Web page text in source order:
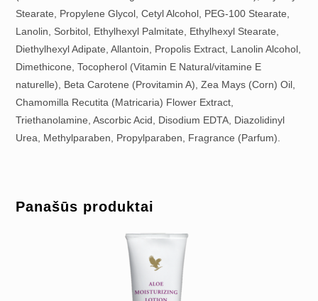
Stearate, Propylene Glycol, Cetyl Alcohol, PEG-100 Stearate,
Lanolin, Sorbitol, Ethylhexyl Palmitate, Ethylhexyl Stearate,
Diethylhexyl Adipate, Allantoin, Propolis Extract, Lanolin Alcohol,
Dimethicone, Tocopherol (Vitamin E Natural/vitamine E
naturelle), Beta Carotene (Provitamin A), Zea Mays (Corn) Oil,
Chamomilla Recutita (Matricaria) Flower Extract,
Triethanolamine, Ascorbic Acid, Disodium EDTA, Diazolidinyl
Urea, Methylparaben, Propylparaben, Fragrance (Parfum).
Panašūs produktai